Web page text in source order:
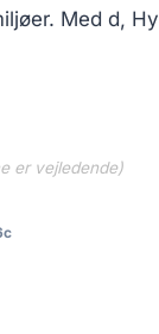
Med d,
er vejledende)